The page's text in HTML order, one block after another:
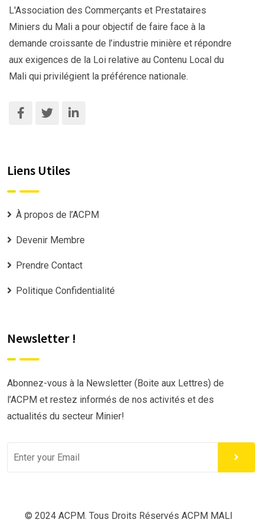
L'Association des Commerçants et Prestataires
Miniers du Mali a pour objectif de faire face à la
demande croissante de l’industrie minière et répondre
aux exigences de la Loi relative au Contenu Local du
Mali qui privilégient la préférence nationale.
Liens Utiles
À propos de l’ACPM
Devenir Membre
Prendre Contact
Politique Confidentialité
Newsletter !
Abonnez-vous à la Newsletter (Boite aux Lettres) de
l’ACPM et restez informés de nos activités et des
actualités du secteur Minier!
© 2024 ACPM. Tous Droits Réservés ACPM MALI